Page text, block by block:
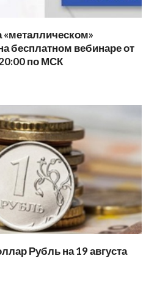
«металлическом»
бесплатном вебинаре от
20:00 по МСК
Рубль на 19 августа